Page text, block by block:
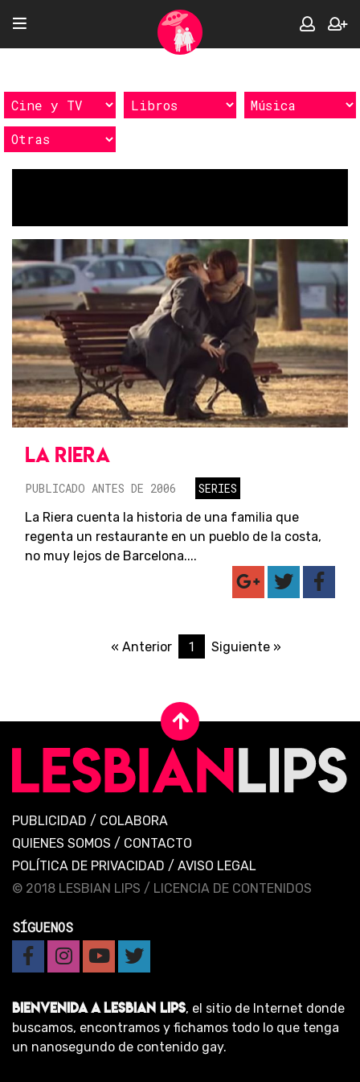
LA RIERA
PUBLICADO ANTES DE 2006
SERIES
La Riera cuenta la historia de una familia que
regenta un restaurante en un pueblo de la costa,
no muy lejos de Barcelona....
« Anterior 1 Siguiente »
PUBLICIDAD / COLABORA
QUIENES SOMOS / CONTACTO
POLÍTICA DE PRIVACIDAD / AVISO LEGAL
© 2018 LESBIAN LIPS / LICENCIA DE CONTENIDOS
SÍGUENOS
BIENVENIDA A LESBIAN LIPS, el sitio de Internet donde
buscamos, encontramos y fichamos todo lo que tenga
un nanosegundo de contenido gay.